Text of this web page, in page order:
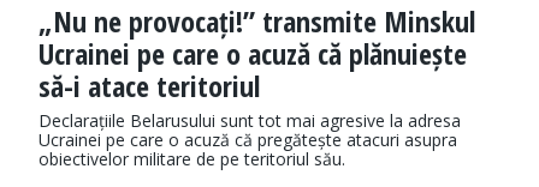
„Nu ne provocați!” transmite Minskul
Ucrainei pe care o acuză că plănuiește
să-i atace teritoriul
Declarațiile Belarusului sunt tot mai agresive la adresa
Ucrainei pe care o acuză că pregătește atacuri asupra
obiectivelor militare de pe teritoriul său.